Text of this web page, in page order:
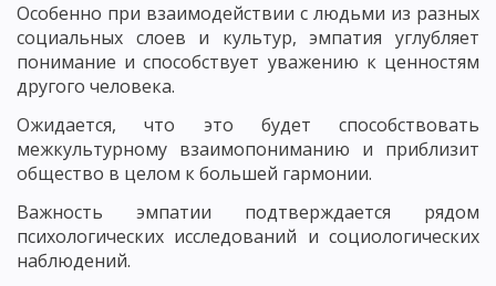
Особенно при взаимодействии с людьми из разных
социальных слоев и культур, эмпатия углубляет
понимание и способствует уважению к ценностям
другого человека.
Ожидается, что это будет способствовать
межкультурному взаимопониманию и приблизит
общество в целом к ​​большей гармонии.
Важность эмпатии подтверждается рядом
психологических исследований и социологических
наблюдений.